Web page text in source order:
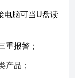
电脑可当U盘读
重报警；
产品；